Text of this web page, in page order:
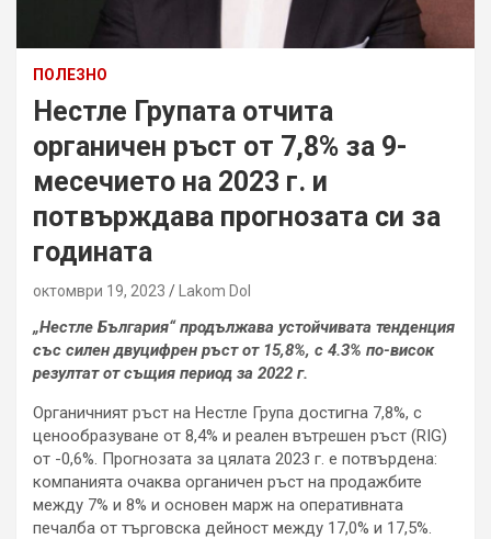
ПОЛЕЗНО
Нестле Групата отчита
органичен ръст от 7,8% за 9-
месечието на 2023 г. и
потвърждава прогнозата си за
годината
октомври 19, 2023 Lakom Dol
„Нестле България“ продължава устойчивата тенденция
със силен двуцифрен ръст от 15,8%, с 4.3% по-висок
резултат от същия период за 2022 г.
Органичният ръст на Нестле Група достигна 7,8%, с
ценообразуване от 8,4% и реален вътрешен ръст (RIG)
от -0,6%. Прогнозата за цялата 2023 г. е потвърдена:
компанията очаква органичен ръст на продажбите
между 7% и 8% и основен марж на оперативната
печалба от търговска дейност между 17,0% и 17,5%.